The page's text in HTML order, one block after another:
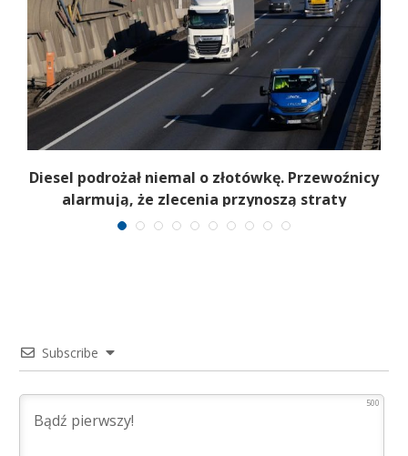
Diesel podrożał niemal o złotówkę. Przewoźnicy
alarmują, że zlecenia przynoszą straty
Subscribe
500